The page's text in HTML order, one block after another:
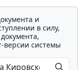
и
в силу,
версии системы